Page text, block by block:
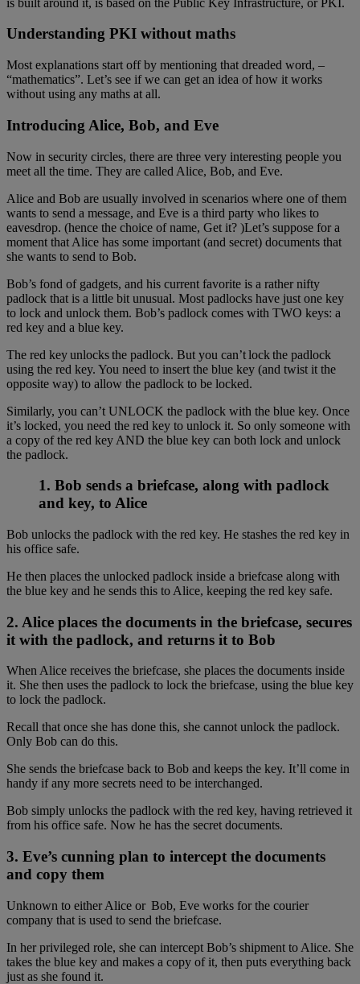
Understanding PKI without maths
Most explanations start off by mentioning that dreaded word, –
“mathematics”. Let’s see if we can get an idea of how it works
without using any maths at all.
Introducing Alice, Bob, and Eve
Now in security circles, there are three very interesting people you
meet all the time. They are called Alice, Bob, and Eve.
Alice and Bob are usually involved in scenarios where one of them
wants to send a message, and Eve is a third party who likes to
eavesdrop. (hence the choice of name, Get it? )Let’s suppose for a
moment that Alice has some important (and secret) documents that
she wants to send to Bob.
Bob’s fond of gadgets, and his current favorite is a rather nifty
padlock that is a little bit unusual. Most padlocks have just one key
to lock and unlock them. Bob’s padlock comes with TWO keys: a
red key and a blue key.
The red key unlocks the padlock. But you can’t lock the padlock
using the red key. You need to insert the blue key (and twist it the
opposite way) to allow the padlock to be locked.
Similarly, you can’t UNLOCK the padlock with the blue key. Once
it’s locked, you need the red key to unlock it. So only someone with
a copy of the red key AND the blue key can both lock and unlock
the padlock.
1. Bob sends a briefcase, along with padlock
and key, to Alice
Bob unlocks the padlock with the red key. He stashes the red key in
his office safe.
He then places the unlocked padlock inside a briefcase along with
the blue key and he sends this to Alice, keeping the red key safe.
2. Alice places the documents in the briefcase, secures
it with the padlock, and returns it to Bob
When Alice receives the briefcase, she places the documents inside
it. She then uses the padlock to lock the briefcase, using the blue key
to lock the padlock.
Recall that once she has done this, she cannot unlock the padlock.
Only Bob can do this.
She sends the briefcase back to Bob and keeps the key. It’ll come in
handy if any more secrets need to be interchanged.
Bob simply unlocks the padlock with the red key, having retrieved it
from his office safe. Now he has the secret documents.
3. Eve’s cunning plan to intercept the documents
and copy them
Unknown to either Alice or Bob, Eve works for the courier
company that is used to send the briefcase.
In her privileged role, she can intercept Bob’s shipment to Alice. She
takes the blue key and makes a copy of it, then puts everything back
just as she found it.